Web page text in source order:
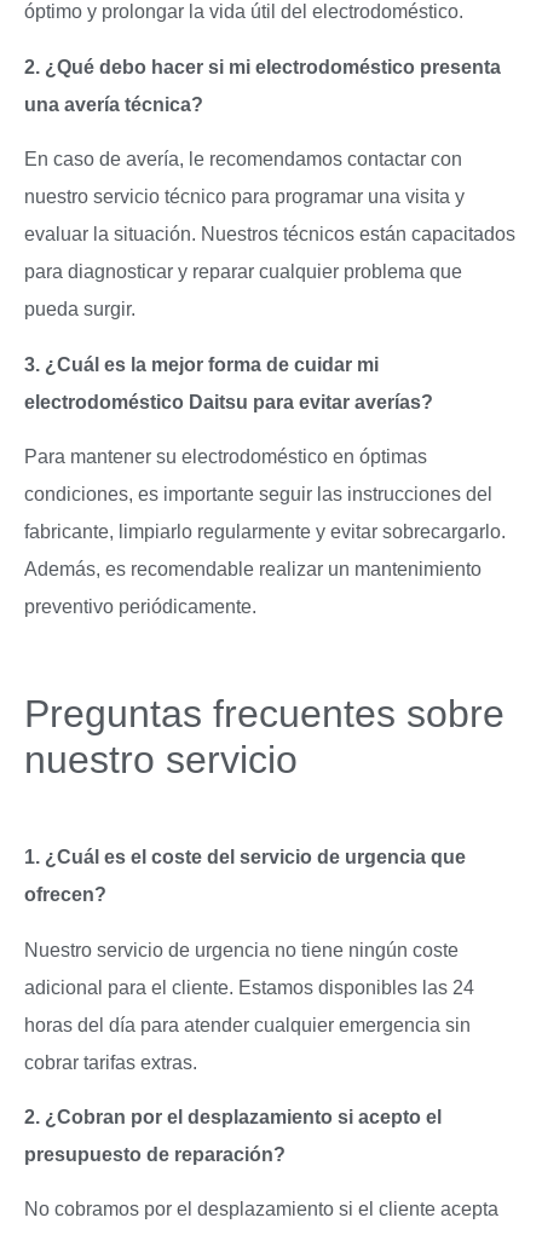
óptimo y prolongar la vida útil del electrodoméstico.
2. ¿Qué debo hacer si mi electrodoméstico presenta
una avería técnica?
En caso de avería, le recomendamos contactar con
nuestro servicio técnico para programar una visita y
evaluar la situación. Nuestros técnicos están capacitados
para diagnosticar y reparar cualquier problema que
pueda surgir.
3. ¿Cuál es la mejor forma de cuidar mi
electrodoméstico Daitsu para evitar averías?
Para mantener su electrodoméstico en óptimas
condiciones, es importante seguir las instrucciones del
fabricante, limpiarlo regularmente y evitar sobrecargarlo.
Además, es recomendable realizar un mantenimiento
preventivo periódicamente.
Preguntas frecuentes sobre
nuestro servicio
1. ¿Cuál es el coste del servicio de urgencia que
ofrecen?
Nuestro servicio de urgencia no tiene ningún coste
adicional para el cliente. Estamos disponibles las 24
horas del día para atender cualquier emergencia sin
cobrar tarifas extras.
2. ¿Cobran por el desplazamiento si acepto el
presupuesto de reparación?
No cobramos por el desplazamiento si el cliente acepta